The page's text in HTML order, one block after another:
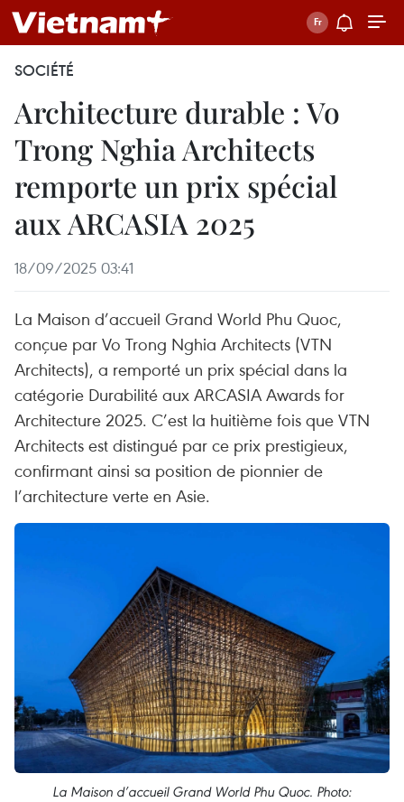
SOCIÉTÉ
Architecture durable : Vo
Trong Nghia Architects
remporte un prix spécial
aux ARCASIA 2025
18/09/2025 03:41
La Maison d’accueil Grand World Phu Quoc,
conçue par Vo Trong Nghia Architects (VTN
Architects), a remporté un prix spécial dans la
catégorie Durabilité aux ARCASIA Awards for
Architecture 2025. C’est la huitième fois que VTN
Architects est distingué par ce prix prestigieux,
confirmant ainsi sa position de pionnier de
l’architecture verte en Asie.
La Maison d’accueil Grand World Phu Quoc. Photo: